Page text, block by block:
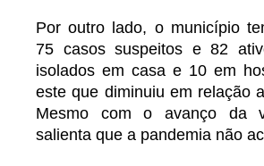
Por outro lado, o município
75 casos suspeitos e 82
isolados em casa e 10 em
este que diminuiu em relação
Mesmo com o avanço da
salienta que a pandemia não